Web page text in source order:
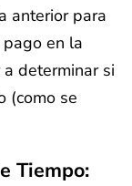
anterior para
en la
determinar si
(como se
Tiempo: